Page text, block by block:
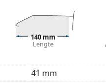
is ideaal voor het
met een stoffen zakje in
brillenvoor meer
Lees de instructies
140 mm
Lengte
41 mm